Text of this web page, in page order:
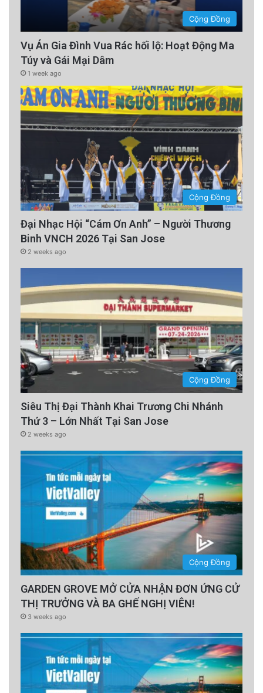
Cộng Đồng
Vụ Án Gia Đình Vua Rác hối lộ: Hoạt Động Ma
Túy và Gái Mại Dâm
1 week ago
Cộng Đồng
Đại Nhạc Hội “Cám Ơn Anh” – Người Thương
Binh VNCH 2026 Tại San Jose
2 weeks ago
Cộng Đồng
Siêu Thị Đại Thành Khai Trương Chi Nhánh
Thứ 3 – Lớn Nhất Tại San Jose
2 weeks ago
Cộng Đồng
GARDEN GROVE MỞ CỬA NHẬN ĐƠN ỨNG CỬ
THỊ TRƯỞNG VÀ BA GHẾ NGHỊ VIÊN!
3 weeks ago